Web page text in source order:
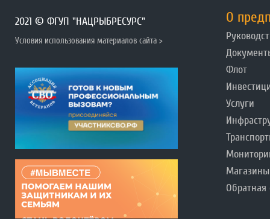
2021 © ФГУП "НАЦРЫБРЕСУРС"
Условия использования материалов сайта >
О
Флот
Услуги
Магазины
Обратная